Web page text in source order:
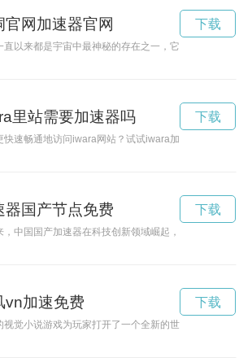
官网加速器官网
直以来都是宇宙中最神秘的存在之一，它的吸引力和奥
下载
里站需要加速器吗
快速畅通地访问iwara网站？试试iwara加速器，让你在
下载
器国产节点免费
，中国国产加速器在科技创新领域崛起，成为推动创新
下载
vn加速免费
视觉小说游戏为玩家打开了一个全新的世界，让他们在
下载